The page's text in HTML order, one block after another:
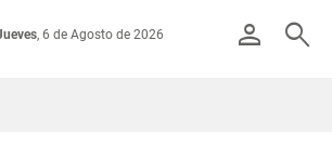
person search
, 6 de Agosto de 2026